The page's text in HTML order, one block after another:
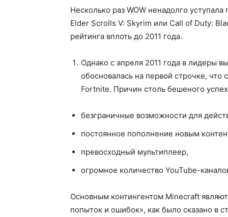
Несколько раз WOW ненадолго
Elder Scrolls V: Skyrim или Call of Duty:
рейтинга вплоть до 2011 года.
Однако с апреля 2011 года в лидеры
обосновалась на первой строчке, что
Fortnite. Причин столь бешеного
безграничные возможности для
постоянное пополнение новым
превосходный мультиплеер,
огромное количество YouTube-
Основным контингентом Minecraft
попыток и ошибок», как было сказано в